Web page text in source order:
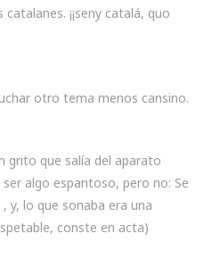
¡¡seny catalá, quo
otro tema menos cansino.
grito que salía del aparato
ser algo espantoso, pero no: Se
y, lo que sonaba era una
conste en acta)